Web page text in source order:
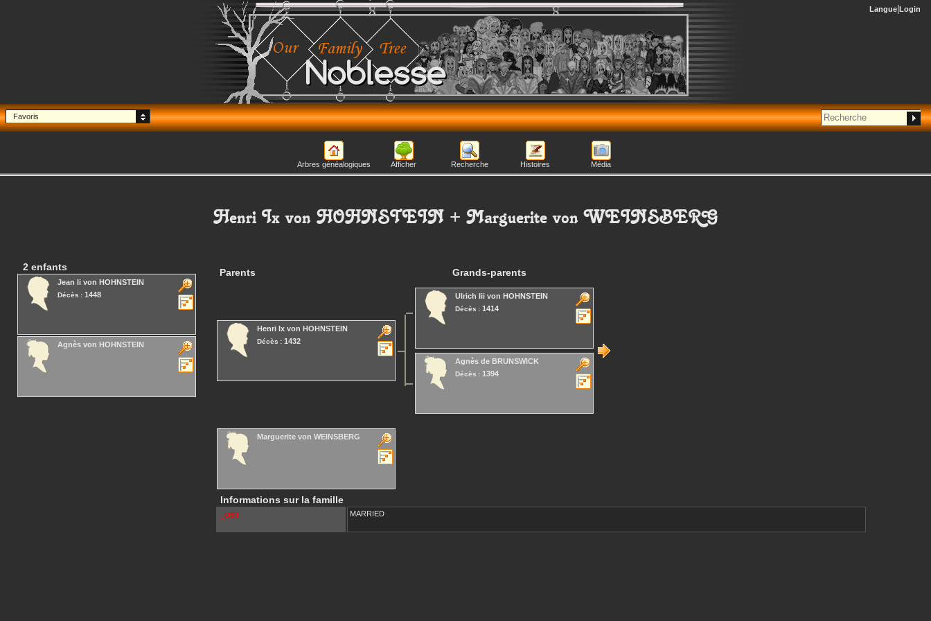
Noblesse
Langue Login
Favoris
Arbres généalogiques Afficher Recherche Histoires Média
Henri Ixvon HOHNSTEIN+ Margueritevon WEINSBERG
2 enfants
Jean Ii von HOHNSTEIN
Décès : 1448
Agnès von HOHNSTEIN
Parents Grands-parents
Henri Ix von HOHNSTEIN
Décès : 1432
Ulrich Iii von HOHNSTEIN
Décès : 1414
Agnès de BRUNSWICK
Décès : 1394
Marguerite von WEINSBERG
Informations sur la famille
_UST MARRIED